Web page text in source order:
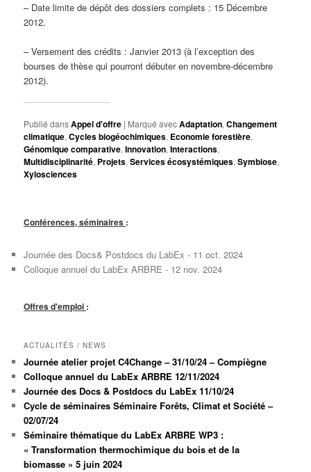
– Date limite de dépôt des dossiers complets : 15 Décembre
2012.
– Versement des crédits : Janvier 2013 (à l’exception des
bourses de thèse qui pourront débuter en novembre-décembre
2012).
Publié dansAppel d'offre | Marqué avecAdaptation,Changement
climatique,Cycles biogéochimiques, Economie forestière,
Génomique comparative,Innovation,Interactions,
Multidisciplinarité, Projets,Services écosystémiques,Symbiose,
Xylosciences
Conférences, séminaires :
Journée des Docs& Postdocs du LabEx - 11 oct. 2024
Colloque annuel du LabEx ARBRE - 12 nov. 2024
Offres d'emploi :
ACTUALITÉS / NEWS
Journée atelier projet C4Change – 31/10/24 – Compiègne
Colloque annuel du LabEx ARBRE 12/11/2024
Journée des Docs & Postdocs du LabEx 11/10/24
Cycle de séminaires Séminaire Forêts, Climat et Société –
02/07/24
Séminaire thématique du LabEx ARBRE WP3 :
« Transformation thermochimique du bois et de la
biomasse » 5 juin 2024